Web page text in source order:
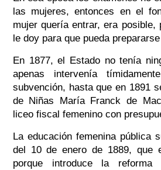
las mujeres, entonces en el
mujer quería entrar, era posible,
le doy para que pueda
En 1877, el Estado no tenía
apenas intervenía
subvención, hasta que en 1891
de Niñas María Franck de
liceo fiscal femenino con
La educación femenina pública
del 10 de enero de 1889, que
porque introduce la reforma